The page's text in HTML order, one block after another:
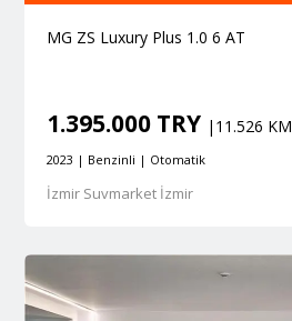
MG ZS Luxury Plus 1.0 6 AT
1.395.000 TRY |11.526 KM
2023 | Benzinli | Otomatik
İzmir Suvmarket İzmir